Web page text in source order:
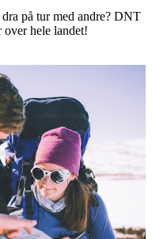
på tur med andre? DNT
over hele landet!